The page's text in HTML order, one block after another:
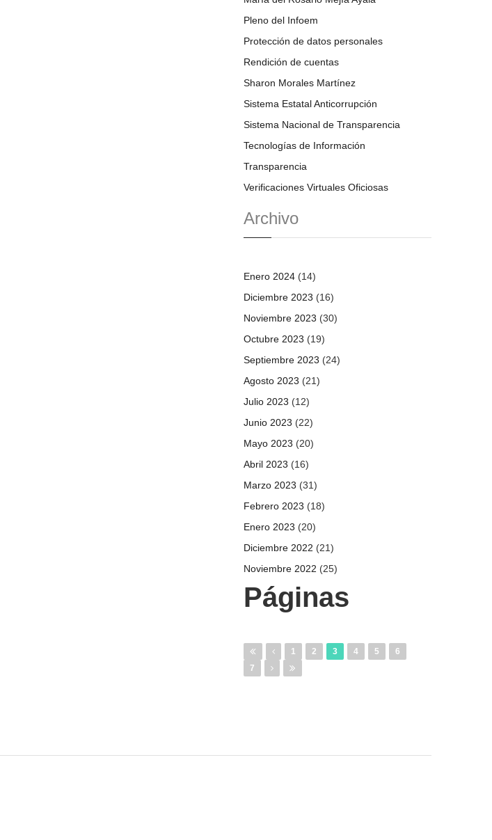
Pleno del Infoem
Protección de datos personales
Rendición de cuentas
Sharon Morales Martínez
Sistema Estatal Anticorrupción
Sistema Nacional de Transparencia
Tecnologías de Información
Transparencia
Verificaciones Virtuales Oficiosas
Archivo
Enero 2024 (14)
Diciembre 2023 (16)
Noviembre 2023 (30)
Octubre 2023 (19)
Septiembre 2023 (24)
Agosto 2023 (21)
Julio 2023 (12)
Junio 2023 (22)
Mayo 2023 (20)
Abril 2023 (16)
Marzo 2023 (31)
Febrero 2023 (18)
Enero 2023 (20)
Diciembre 2022 (21)
Noviembre 2022 (25)
Páginas
1 2 3 4 5
6
7